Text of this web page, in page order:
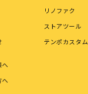
へ
へ
リノファク
ストアツール
テンポカスタム